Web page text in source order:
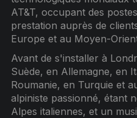
AT&T, occupant des
prestation auprès de
Europe et au Moyen-
Avant de s'installer à
Suède, en Allemagne, en
Roumanie, en Turquie et
alpiniste passionné, étant
Alpes italiennes, et un